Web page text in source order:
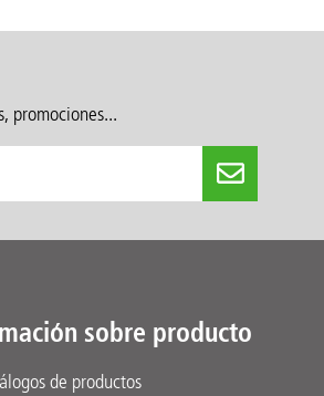
promociones...
sobre producto
de productos